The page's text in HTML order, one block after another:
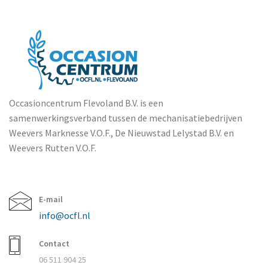
Occasioncentrum Flevoland B.V. is een
samenwerkingsverband tussen de mechanisatiebedrijven
Weevers Marknesse V.O.F., De Nieuwstad Lelystad B.V. en
Weevers Rutten V.O.F.
E-mail
info@ocfl.nl
Contact
06 511 904 25